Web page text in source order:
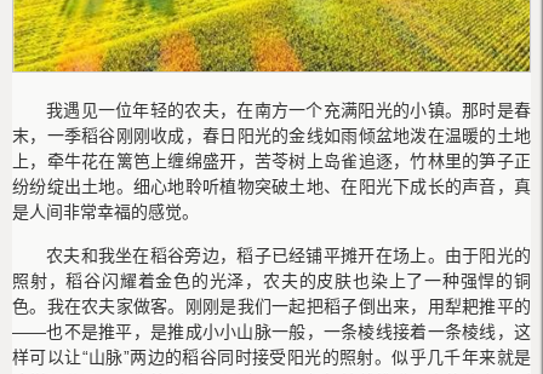
我遇见一位年轻的农夫，在南方一个充满阳光的小镇。那时是春
末，一季稻谷刚刚收成，春日阳光的金线如雨倾盆地泼在温暖的土地
上，牵牛花在篱笆上缠绵盛开，苦苓树上岛雀追逐，竹林里的笋子正
纷纷绽出土地。细心地聆听植物突破土地、在阳光下成长的声音，真
是人间非常幸福的感觉。
农夫和我坐在稻谷旁边，稻子已经铺平摊开在场上。由于阳光的
照射，稻谷闪耀着金色的光泽，农夫的皮肤也染上了一种强悍的铜
色。我在农夫家做客。刚刚是我们一起把稻子倒出来，用犁耙推平的
——也不是推平，是推成小小山脉一般，一条棱线接着一条棱线，这
样可以让“山脉”两边的稻谷同时接受阳光的照射。似乎几千年来就是